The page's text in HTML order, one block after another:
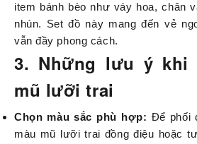
item bánh bèo như váy hoa, chân
nhún. Set đồ này mang đến vẻ
vẫn đầy phong cách.
3. Những lưu ý khi
mũ lưỡi trai
Chọn màu sắc phù hợp: Để phối
màu mũ lưỡi trai đồng điệu hoặc